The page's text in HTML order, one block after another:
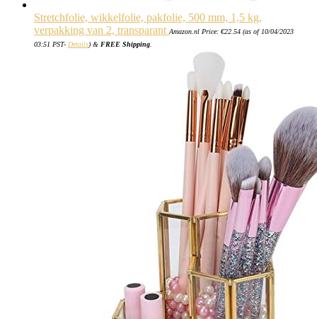
Stretchfolie, wikkelfolie, pakfolie, 500 mm, 1,5 kg,
verpakking van 2, transparant Amazon.nl Price: €22.54 (as of 10/04/2023
03:51 PST- Details) & FREE Shipping